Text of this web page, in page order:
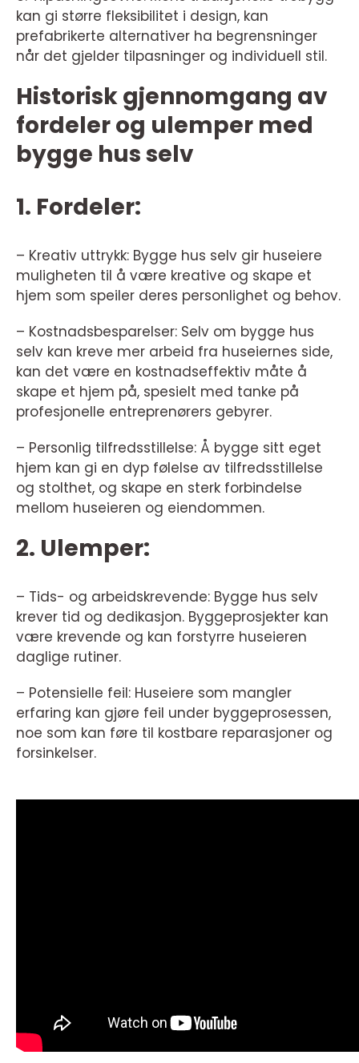
kan gi større fleksibilitet i design, kan
prefabrikerte alternativer ha begrensninger
når det gjelder tilpasninger og individuell stil.
Historisk gjennomgang av
fordeler og ulemper med
bygge hus selv
1. Fordeler:
– Kreativ uttrykk: Bygge hus selv gir huseiere
muligheten til å være kreative og skape et
hjem som speiler deres personlighet og behov.
– Kostnadsbesparelser: Selv om bygge hus
selv kan kreve mer arbeid fra huseiernes side,
kan det være en kostnadseffektiv måte å
skape et hjem på, spesielt med tanke på
profesjonelle entreprenørers gebyrer.
– Personlig tilfredsstillelse: Å bygge sitt eget
hjem kan gi en dyp følelse av tilfredsstillelse
og stolthet, og skape en sterk forbindelse
mellom huseieren og eiendommen.
2. Ulemper:
– Tids- og arbeidskrevende: Bygge hus selv
krever tid og dedikasjon. Byggeprosjekter kan
være krevende og kan forstyrre huseieren
daglige rutiner.
– Potensielle feil: Huseiere som mangler
erfaring kan gjøre feil under byggeprosessen,
noe som kan føre til kostbare reparasjoner og
forsinkelser.